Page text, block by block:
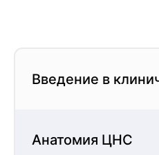
Введение в
Анатомия ЦНС